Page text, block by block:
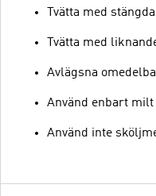
Tvätta med
Tvätta med
Avlägsna
Använd enbart
Använd inte